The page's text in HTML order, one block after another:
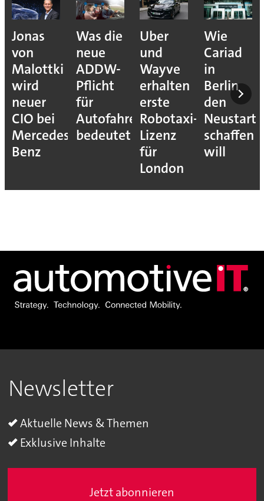
Was die
neue
ADDW-
Pflicht
für
Autofahrer
bedeutet
Uber
und
Wayve
erhalten
erste
Robotaxi-
Lizenz
Wie
Cariad
in
Berlin
den
Neustart
schaffen
will
Wie
Asset
Inventory
OT-
Risiken
sichtbar
macht
Newsletter
Aktuelle News & Themen
Exklusive Inhalte
Jetzt abonnieren